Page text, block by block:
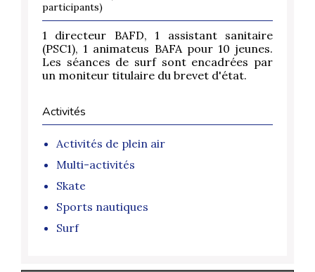
participants)
1 directeur BAFD, 1 assistant sanitaire
(PSC1), 1 animateus BAFA pour 10 jeunes.
Les séances de surf sont encadrées par
un moniteur titulaire du brevet d'état.
Activités
Activités de plein air
Multi-activités
Skate
Sports nautiques
Surf